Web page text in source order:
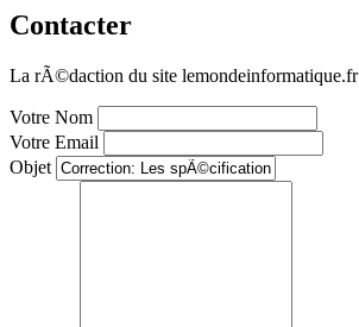
Contacter
La rÃ©daction du site lemondeinformatique.fr
Votre Nom
Votre Email
Objet